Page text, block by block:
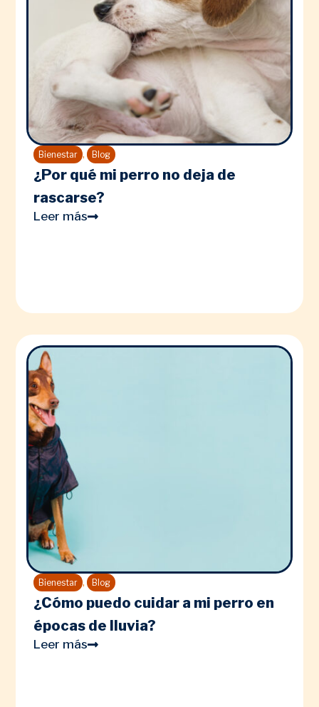
Bienestar , Blog
¿Por qué mi perro no deja de
rascarse?
Leer más
Bienestar , Blog
¿Cómo puedo cuidar a mi perro en
épocas de lluvia?
Leer más